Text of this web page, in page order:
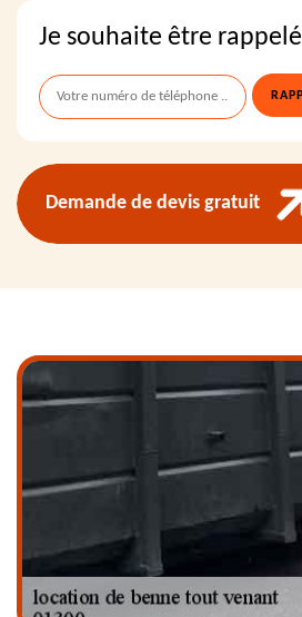
Je souhaite être rappelé
Demande de devis gratuit